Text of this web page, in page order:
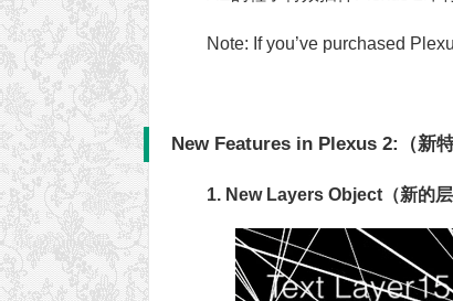
Note: If you’ve purchased
New Features in Plexus 2:（新特
1. New Layers Object（新的层